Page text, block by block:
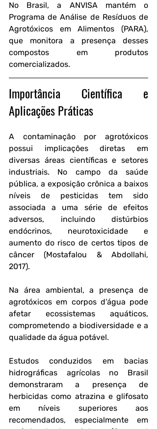
No Brasil, a ANVISA mantém o
Programa de Análise de Resíduos de
Agrotóxicos em Alimentos (PARA),
que monitora a presença desses
compostos em produtos
comercializados.
Importância Científica e
Aplicações Práticas
A contaminação por agrotóxicos
possui implicações diretas em
diversas áreas científicas e setores
industriais. No campo da saúde
pública, a exposição crônica a baixos
níveis de pesticidas tem sido
associada a uma série de efeitos
adversos, incluindo distúrbios
endócrinos, neurotoxicidade e
aumento do risco de certos tipos de
câncer (Mostafalou & Abdollahi,
2017).
Na área ambiental, a presença de
agrotóxicos em corpos d’água pode
afetar ecossistemas aquáticos,
comprometendo a biodiversidade e a
qualidade da água potável.
Estudos conduzidos em bacias
hidrográficas agrícolas no Brasil
demonstraram a presença de
herbicidas como atrazina e glifosato
em níveis superiores aos
recomendados, especialmente em